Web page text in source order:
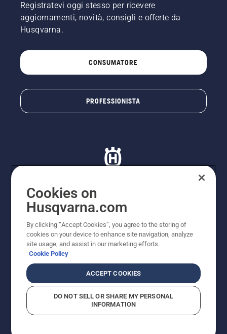
Registratevi oggi stesso per ricevere
aggiornamenti, novità, consigli e offerte da
Husqvarna.
CONSUMATORE
PROFESSIONISTA
© Husqvarna AB (publ). Tutti i diritti riservati. I prezzi
Husqvarna Schweiz AG per i rivenditori specializzati
aderenti all’iniziativa, prezzi in CHF comprensivi di IVA
all’ 8,1% e TRA. Con riserva di modifica. Tutti i prezzi
indicati sono prezzi al dettaglio consigliati (IVA inclusa),
a meno che il prodotto non sia disponibile per l'acquisto
Informativa sulla privacyRiferimentiCGVF Negozio online
Segnalazione di presunte violazioni
Cookies on
Husqvarna.com
By clicking “Accept Cookies”, you agree to the storing of
cookies on your device to enhance site navigation, analyze
site usage, and assist in our marketing efforts.
Cookie Policy
ACCEPT COOKIES
DO NOT SELL OR SHARE MY PERSONAL
INFORMATION